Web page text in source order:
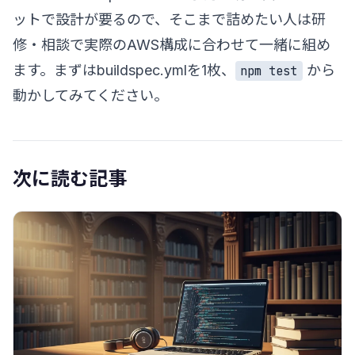
ットで設計が要るので、そこまで詰めたい人は研
修・相談で実際のAWS構成に合わせて一緒に組め
ます。まずはbuildspec.ymlを1枚、
npm test
から
動かしてみてください。
次に読む記事